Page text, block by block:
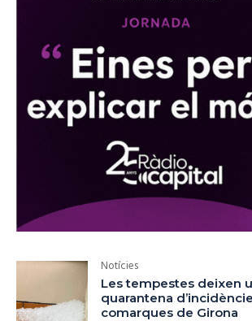
Notícies
Les tempestes deixen
quarantena
comarques de Girona